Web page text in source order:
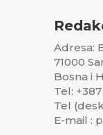
Adresa:
71000
Bosna i
Tel:
Tel
E-mail :